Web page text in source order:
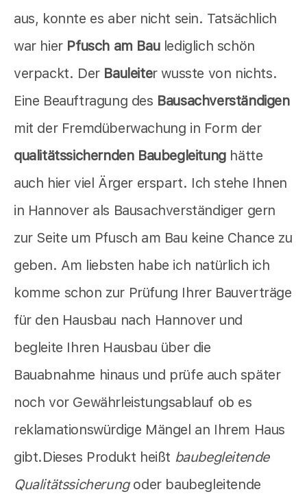
aus, konnte es aber nicht sein. Tatsächlich
war hier Pfusch am Baulediglich schön
verpackt. Der Bauleiter wusste von nichts.
Eine Beauftragung des Bausachverständigen
mit der Fremdüberwachung in Form der
qualitätssichernden Baubegleitunghätte
auch hier viel Ärger erspart. Ich stehe Ihnen
in Hannover als Bausachverständiger gern
zur Seite um Pfusch am Bau keine Chance zu
geben. Am liebsten habe ich natürlich ich
komme schon zur Prüfung Ihrer Bauverträge
für den Hausbau nach Hannover und
begleite Ihren Hausbau über die
Bauabnahme hinaus und prüfe auch später
noch vor Gewährleistungsablauf ob es
reklamationswürdige Mängel an Ihrem Haus
gibt.Dieses Produkt heißt baubegleitende
Qualitätssicherung oder baubegleitende